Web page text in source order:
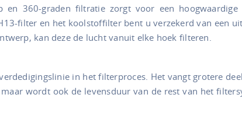
360-graden filtratie zorgt voor een
filter en het koolstoffilter bent u verzekerd van een
kan deze de lucht vanuit elke hoek filteren.
in het filterproces. Het vangt grotere
wordt ook de levensduur van de rest van het